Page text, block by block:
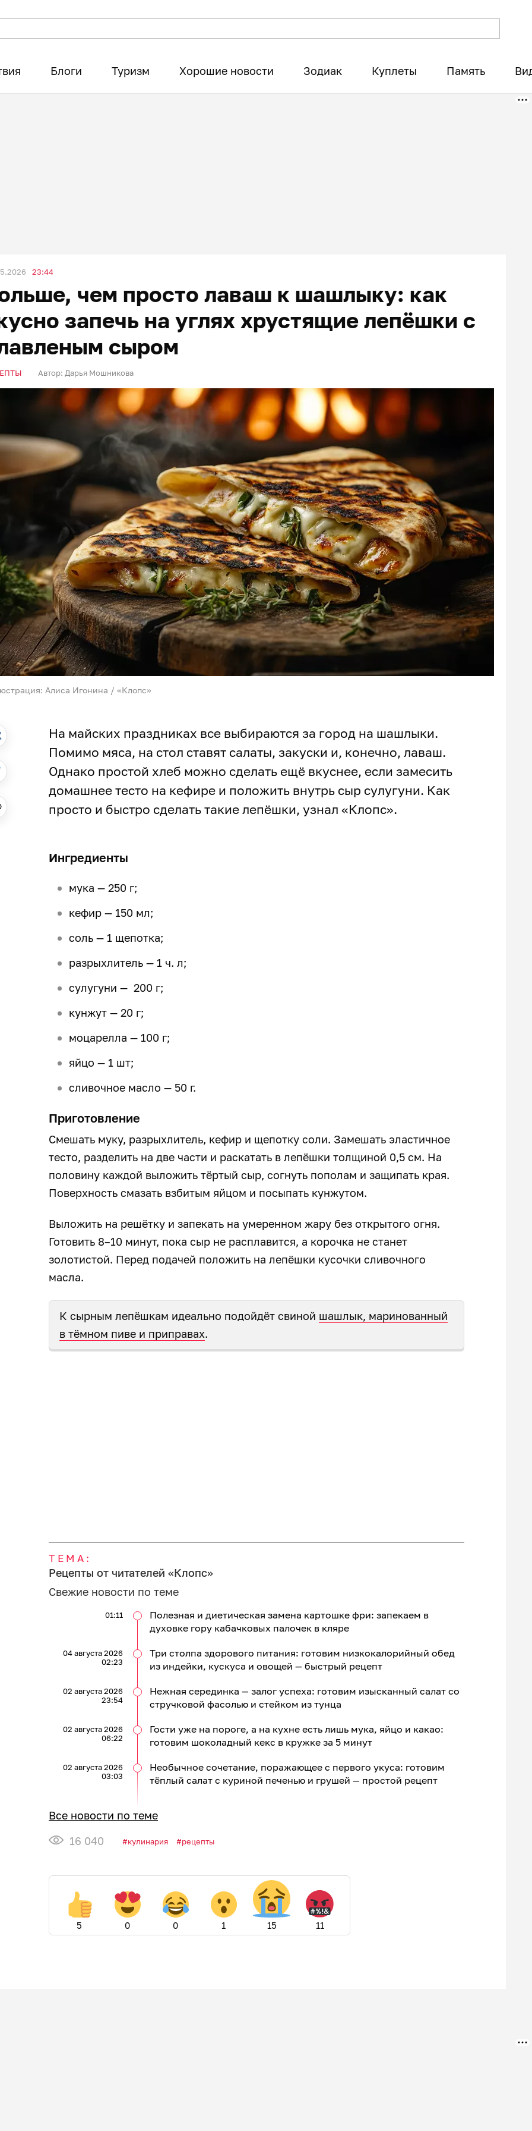
Блоги Туризм Хорошие новости Зодиак Куплеты Память
23:44
чем просто лаваш к шашлыку: как
запечь на углях хрустящие лепёшки с
сыром
Автор: Дарья Мошникова
Алиса Игонина / «Клопс»
На майских праздниках все выбираются за город на шашлыки.
Помимо мяса, на стол ставят салаты, закуски и, конечно, лаваш.
Однако простой хлеб можно сделать ещё вкуснее, если замесить
домашнее тесто на кефире и положить внутрь сыр сулугуни. Как
просто и быстро сделать такие лепёшки, узнал «Клопс».
Ингредиенты
мука — 250 г;
кефир — 150 мл;
соль — 1 щепотка;
разрыхлитель — 1 ч. л;
сулугуни — 200 г;
кунжут — 20 г;
моцарелла — 100 г;
яйцо — 1 шт;
сливочное масло — 50 г.
Приготовление
Смешать муку, разрыхлитель, кефир и щепотку соли. Замешать эластичное
тесто, разделить на две части и раскатать в лепёшки толщиной 0,5 см. На
половину каждой выложить тёртый сыр, согнуть пополам и защипать края.
Поверхность смазать взбитым яйцом и посыпать кунжутом.
Выложить на решётку и запекать на умеренном жару без открытого огня.
Готовить 8–10 минут, пока сыр не расплавится, а корочка не станет
золотистой. Перед подачей положить на лепёшки кусочки сливочного
масла.
К сырным лепёшкам идеально подойдёт свиной шашлык, маринованный
в тёмном пиве и приправах.
ТЕМА:
Рецепты от читателей «Клопс»
Свежие новости по теме
Полезная и диетическая замена картошке фри: запекаем в
духовке гору кабачковых палочек в кляре
01:11
Три столпа здорового питания: готовим низкокалорийный обед
из индейки, кускуса и овощей — быстрый рецепт
04 августа 2026
02:23
Нежная серединка — залог успеха: готовим изысканный салат со
стручковой фасолью и стейком из тунца
02 августа 2026
23:54
Гости уже на пороге, а на кухне есть лишь мука, яйцо и какао:
готовим шоколадный кекс в кружке за 5 минут
02 августа 2026
06:22
Необычное сочетание, поражающее с первого укуса: готовим
тёплый салат с куриной печенью и грушей — простой рецепт
02 августа 2026
03:03
Все новости по теме
16 040
кулинария рецепты
5 0 0 1 15 11